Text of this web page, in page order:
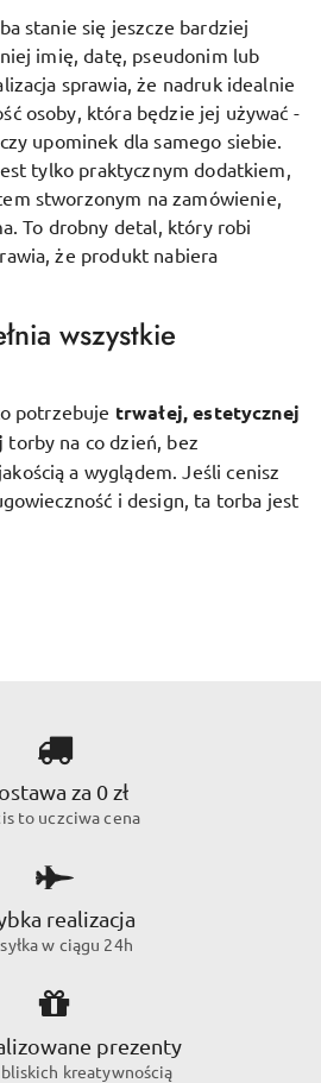
stanie się jeszcze bardziej
imię, datę, pseudonim lub
sprawia, że nadruk idealnie
osoby, która będzie jej używać -
upominek dla samego siebie.
tylko praktycznym dodatkiem,
stworzonym na zamówienie,
To drobny detal, który robi
że produkt nabiera
wszystkie
potrzebuje trwałej, estetycznej
torby na co dzień, bez
a wyglądem. Jeśli cenisz
i design, ta torba jest
za 0 zł
to uczciwa cena
realizacja
w ciągu 24h
prezenty
kreatywnością